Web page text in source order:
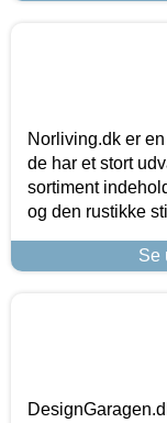
Norliving.dk er
de har et stort
sortiment
og den rustikke
Se